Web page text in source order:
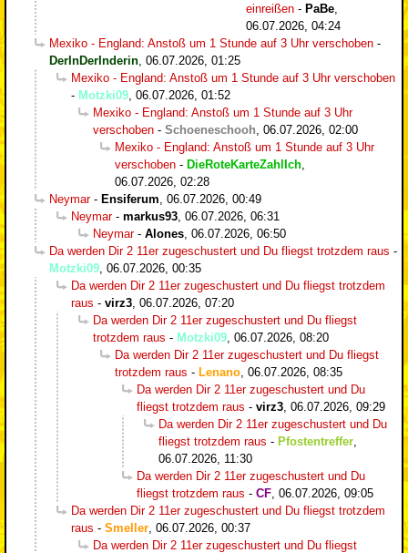
einreißen - PaBe
06.07.2026, 04:24
Mexiko - England: Anstoß um 1 Stunde auf 3 Uhr verschoben -
DerInDerInderin 06.07.2026, 01:25
Mexiko - England: Anstoß um 1 Stunde auf 3 Uhr verschoben
- Motzki09 06.07.2026, 01:52
Mexiko - England: Anstoß um 1 Stunde auf 3 Uhr
verschoben - Schoeneschooh 06.07.2026, 02:00
Mexiko - England: Anstoß um 1 Stunde auf 3 Uhr
verschoben - DieRoteKarteZahlIch
06.07.2026, 02:28
Neymar- Ensiferum 06.07.2026, 00:49
Neymar- markus93 06.07.2026, 06:31
Neymar- Alones 06.07.2026, 06:50
Da werden Dir 2 11er zugeschustert und Du fliegst trotzdem raus -
Motzki09 06.07.2026, 00:35
Da werden Dir 2 11er zugeschustert und Du fliegst trotzdem
raus - virz3 06.07.2026, 07:20
Da werden Dir 2 11er zugeschustert und Du fliegst
trotzdem raus - Motzki09 06.07.2026, 08:20
Da werden Dir 2 11er zugeschustert und Du fliegst
trotzdem raus - Lenano 06.07.2026, 08:35
Da werden Dir 2 11er zugeschustert und Du
fliegst trotzdem raus - virz3 06.07.2026, 09:29
Da werden Dir 2 11er zugeschustert und Du
fliegst trotzdem raus - Pfostentreffer
06.07.2026, 11:30
Da werden Dir 2 11er zugeschustert und Du
fliegst trotzdem raus - CF 06.07.2026, 09:05
Da werden Dir 2 11er zugeschustert und Du fliegst trotzdem
raus - Smeller 06.07.2026, 00:37
Da werden Dir 2 11er zugeschustert und Du fliegst